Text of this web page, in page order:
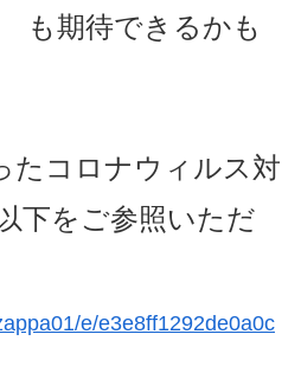
も期待できるかも
たコロナウィルス対
下をご参照いただ
e/e3e8ff1292de0a0c